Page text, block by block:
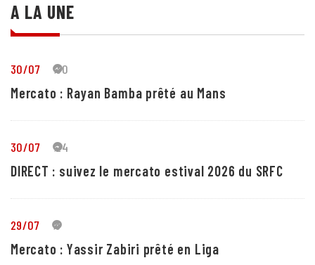
A LA UNE
30/07 30
Mercato : Rayan Bamba prêté au Mans
30/07 24
DIRECT : suivez le mercato estival 2026 du SRFC
29/07 5
Mercato : Yassir Zabiri prêté en Liga